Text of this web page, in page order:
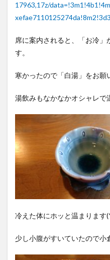
17963,17z/
席に案内されると、「お冷」
す。
寒かったので「白湯」をお願
湯飲みもなかなかオシャレで
冷えた体にホッと温まります
少し小腹がすいていたので小